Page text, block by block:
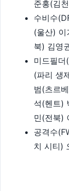
준홍(김
수비수
(울산) 이
북) 김영
미드필더
(파리 생
범(츠르
석(헨트)
민(전북)
공격수
치 시티)